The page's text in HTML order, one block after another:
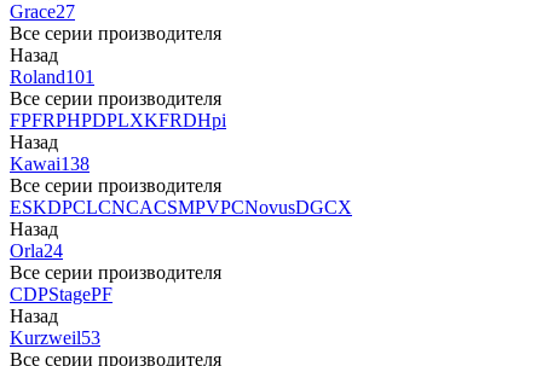
Grace27
Все серии производителя
Назад
Roland101
Все серии производителя
FPFRPHPDPLXKFRDHpi
Назад
Kawai138
Все серии производителя
ESKDPCLCNCACSMPVPCNovusDGCX
Назад
Orla24
Все серии производителя
CDPStagePF
Назад
Kurzweil53
Все серии производителя